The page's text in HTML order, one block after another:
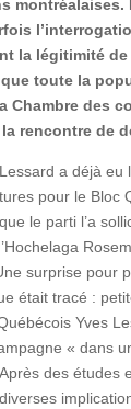
montréalaises.
la légitimité
toute la
Chambre des
rencontre de
a déjà eu
pour le Bloc
le parti l’a
surprise pour
était tracé :
Yves
« dans
des études